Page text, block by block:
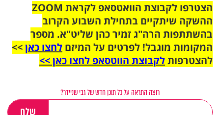
הצטרפו לקבוצת הוואטסאפ לקראת ZOOM
ההשקה שיתקיים בתחילת השבוע הקרוב
בהשתתפות הרה"ג זמיר כהן שליט"א. מספר
המקומות מוגבל! לפרטים על המיזם לחצו כאן>>
להצטרפותלקבוצת הווטסאפ לחצו כאן >>
רוצה התראה על כל תוכן חדש של גבי שניידר?